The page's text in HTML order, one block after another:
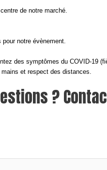
de notre marché.
notre évènement.
des symptômes du COVID-19
et respect des distances.
?